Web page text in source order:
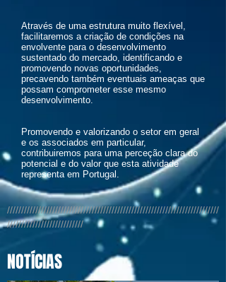
Através de uma estrutura muito flexível,
facilitaremos a criação de condições na
envolvente para o desenvolvimento
sustentado do mercado, identificando e
promovendo novas oportunidades,
precavendo também eventuais ameaças que
possam comprometer esse mesmo
desenvolvimento.
Promovendo e valorizando o setor em geral
e os associados em particular,
contribuiremos para uma perceção clara do
potencial e do valor que esta atividade
representa em Portugal.
///////////////////////////////////////////////////////////////////////////
///////////////////////////
NOTÍCIAS